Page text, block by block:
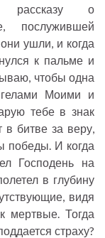
рассказу о
послужившей
ушли, и когда
к пальме и
чтобы одна
Моими и
тебе в знак
в битве за веру,
победы. И когда
Господень на
в глубину
видя
мертвые. Тогда
страху?